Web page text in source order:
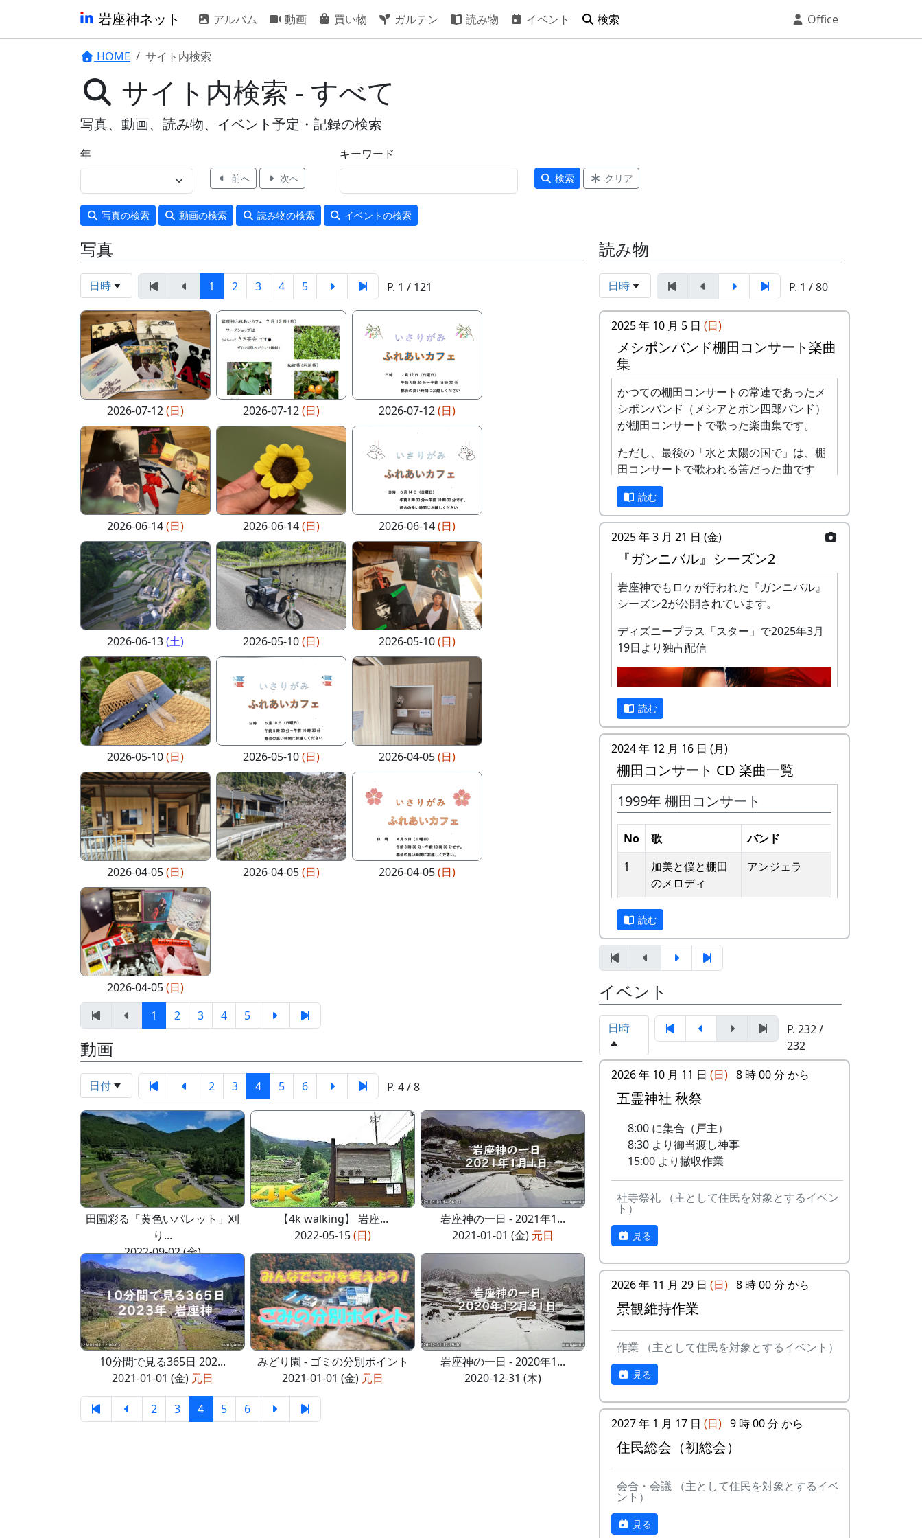
岩座神ネット アルバム 動画 買い物 ガルテン 読み物 イベント 検索 Office
HOME サイト内検索
サイト内検索 - すべて
写真、動画、読み物、イベント予定・記録の検索
年
前へ 次へ
キーワード
検索 クリア
写真の検索 動画の検索 読み物の検索 イベントの検索
写真
日時 1 2 3 4 5 P. 1 / 121
2026-07-12(日) 2026-07-12(日) 2026-07-12(日)
2026-06-14(日) 2026-06-14(日) 2026-06-14(日)
2026-06-13(土) 2026-05-10(日) 2026-05-10(日)
2026-05-10(日) 2026-05-10(日) 2026-04-05(日)
2026-04-05(日) 2026-04-05(日) 2026-04-05(日)
2026-04-05(日)
1
2 3 4 5
動画
日付 2 3 4 5 6 P. 4 / 8
田園彩る「黄色いパレット」刈
り...
2022-09-02 (金)
【4k walking】 岩座...
2022-05-15(日)
岩座神の一日 - 2021年1...
2021-01-01 (金) 元日
10分間で見る365日 202...
2021-01-01 (金) 元日
みどり園 - ゴミの分別ポイント
2021-01-01 (金) 元日
岩座神の一日 - 2020年1...
2020-12-31 (木)
2 3 4 5 6
読み物
日時 P. 1 / 80
2025 年 10 月 5 日 (日)
メシポンバンド棚田コンサート楽曲
集
かつての棚田コンサートの常連であったメ
シポンバンド（メシアとポン四郎バンド）
が棚田コンサートで歌った楽曲集です。
ただし、最後の「水と太陽の国で」は、棚
田コンサートで歌われる筈だった曲です
が、実際に棚田コンサートが歌われること
はありませんでした。
棚田のうた ～ふるさと加美の里へ
～
私達メシポンバンドが若い頃連続出場を果
たしてきた「棚田コンサート」は、フォー
クソングシンガーの“坂庭省悟さん”を始め
審査員の方が見守る中、毎年優秀バンドが
表彰されました。
私達は、この「棚田のうた ～ふるさと加
美の里へ～」で出場した年、“２位”に入る
ことができました。賞品は何と！「地元産
の卵、半年分」でした。
田んぼの真ん中で山積みの卵の箱を受け取
り、バンドメンバーで分けて持って帰ろう
としてたら、他のバンドに目茶苦茶うらや
ましがられたのを覚えています。
しばらくメンバーのお家では、おいしい“た
まごかけごはん”や“卵料理”を味わうことが
でき、「音楽やっててよかったなあ」と思
った瞬間でした～。 (ポン四郎）
棚田のイネに
里山の自然と暮らしを守ろうと、全国に棚
田オーナー制度というのがあります。
ある都会の若者が、棚田で田植えをして地
１年を過ごす姿を想像して詩を書きまし
た。
相棒の“うらめしあ”が曲をつけてくれて、
兵庫県のとある棚田コンサート（収穫日に
田んぼでライブする企画）でみんなで歌っ
た思い出の楽曲です。（ポン四郎）
読む
2025 年 3 月 21 日 (金)
『ガンニバル』シーズン2
岩座神でもロケが行われた『ガンニバル』
シーズン2が公開されています。
ディズニープラス「スター」で2025年3月
19日より独占配信
予告編
「この村に、喰われる」、「この村を、喰
ってやる」って、いやいやいや、岩座神は
そんな村じゃありませんよ。
読む
2024 年 12 月 16 日 (月)
棚田コンサート CD 楽曲一覧
1999年 棚田コンサート
No 歌
バンド
1
加美と僕と棚⽥
のメロディ
アンジェラ
2 歌おうみんなで
ワンス・アン
ド・フォーエバ
ー
4
僕の中のふるさ
H
CORPORATION
5
棚⽥のイネに
メシアとポン四
6
ふるさと加美の
⾥へ
棚⽥の⾵
8
この町で
MASA BAND
9
⻩⾦の海
CORPORATION
⽉吉⽇
12 帰郷
なでしこ
13
僕は棚⽥の中に
いる
14 静かに時は…
H
CORPORATION
15
⽔と太陽の国で
16
17
棚⽥のステージ
読む
イベント
日時
P. 232 /
232
2026 年 10 月 11 日 (日) 8 時 00 分 から
五霊神社 秋祭
8:00 に集合（戸主）
8:30 より御当渡し神事
15:00 より撤収作業
社寺祭礼 （主として住民を対象とするイベン
ト）
見る
2026 年 11 月 29 日 (日) 8 時 00 分 から
景観維持作業
作業 （主として住民を対象とするイベント）
見る
2027 年 1 月 17 日 (日) 9 時 00 分 から
住民総会（初総会）
会合・会議 （主として住民を対象とするイベ
ント）
見る